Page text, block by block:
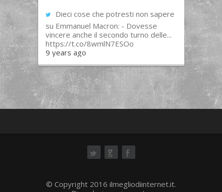
Dieci cose che potresti non sapere
su Emmanuel Macron: - Dovesse
vincere anche il secondo turno delle...
https://t.co/8wmlN7ESOo
9 years ago
© Copyright 2016 ilmegliodiinternet.it.